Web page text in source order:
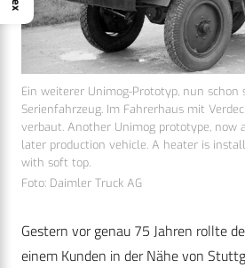
Ein weiterer Unimog-Prototyp, nun schon
Serienfahrzeug. Im Fahrerhaus mit
verbaut. Another Unimog prototype, now
later production vehicle. A heater is
with soft top.
Foto: Daimler Truck AG
Gestern vor genau 75 Jahren rollte
einem Kunden in der Nähe von